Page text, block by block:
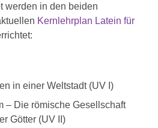
werden in den beiden
Kernlehrplan Latein für
in einer Weltstadt (UV I)
– Die römische Gesellschaft
Götter (UV II)